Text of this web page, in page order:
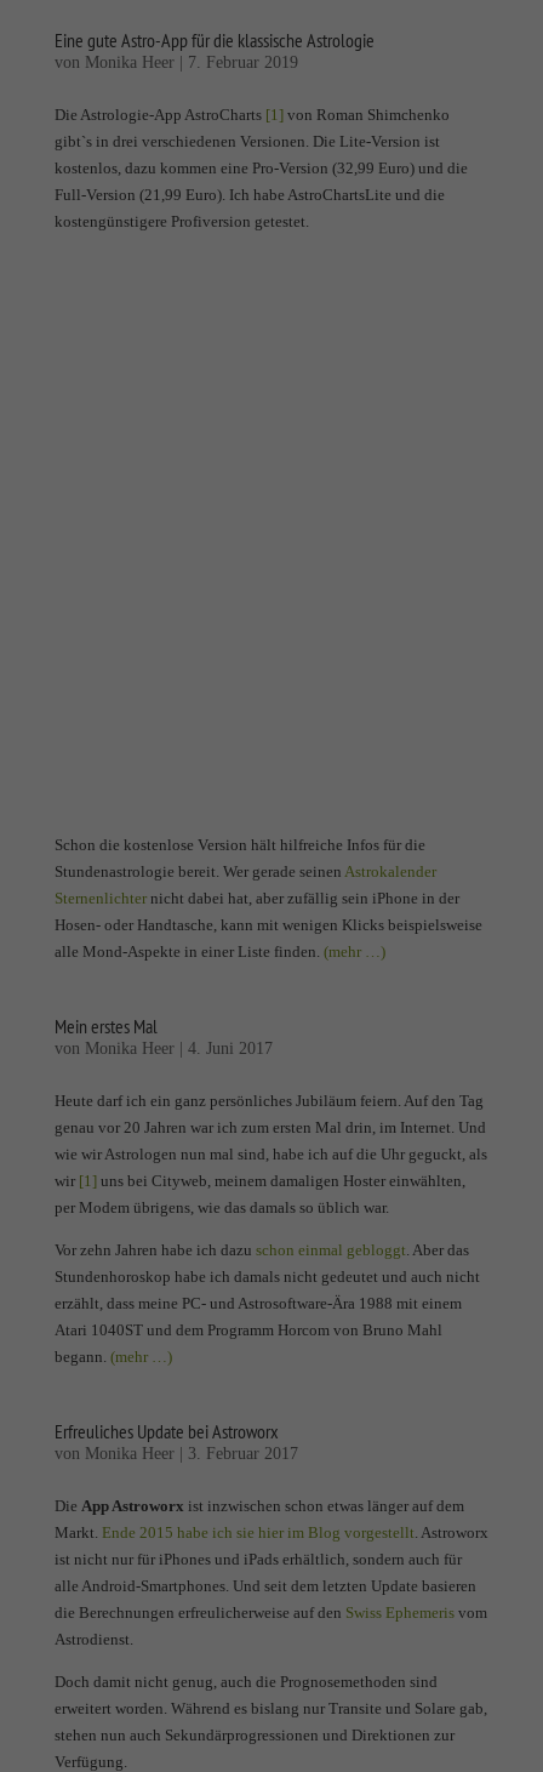
Eine gute Astro-App für die klassische Astrologie
von Monika Heer| 7. Februar 2019
Die Astrologie-App AstroCharts [1]von Roman Shimchenko
gibt`s in drei verschiedenen Versionen. Die Lite-Version ist
kostenlos, dazu kommen eine Pro-Version (32,99 Euro) und die
Full-Version (21,99 Euro). Ich habe AstroChartsLite und die
kostengünstigere Profiversion getestet.
Schon die kostenlose Version hält hilfreiche Infos für die
Stundenastrologie bereit. Wer gerade seinen Astrokalender
Sternenlichternicht dabei hat, aber zufällig sein iPhone in der
Hosen- oder Handtasche, kann mit wenigen Klicks beispielsweise
alle Mond-Aspekte in einer Liste finden. (mehr …)
Mein erstes Mal
von Monika Heer| 4. Juni 2017
Heute darf ich ein ganz persönliches Jubiläum feiern. Auf den Tag
genau vor 20 Jahren war ich zum ersten Mal drin, im Internet. Und
wie wir Astrologen nun mal sind, habe ich auf die Uhr geguckt, als
wir [1]uns bei Cityweb, meinem damaligen Hoster einwählten,
per Modem übrigens, wie das damals so üblich war.
Vor zehn Jahren habe ich dazu schon einmal gebloggt . Aber das
Stundenhoroskop habe ich damals nicht gedeutet und auch nicht
erzählt, dass meine PC- und Astrosoftware-Ära 1988 mit einem
Atari 1040ST und dem Programm Horcom von Bruno Mahl
begann. (mehr …)
Erfreuliches Update bei Astroworx
von Monika Heer| 3. Februar 2017
Die App Astroworx ist inzwischen schon etwas länger auf dem
Markt. Ende 2015 habe ich sie hier im Blog vorgestellt . Astroworx
ist nicht nur für iPhones und iPads erhältlich, sondern auch für
alle Android-Smartphones. Und seit dem letzten Update basieren
die Berechnungen erfreulicherweise auf den Swiss Ephemerisvom
Astrodienst.
Doch damit nicht genug, auch die Prognosemethoden sind
erweitert worden. Während es bislang nur Transite und Solare gab,
stehen nun auch Sekundärprogressionen und Direktionen zur
Verfügung.